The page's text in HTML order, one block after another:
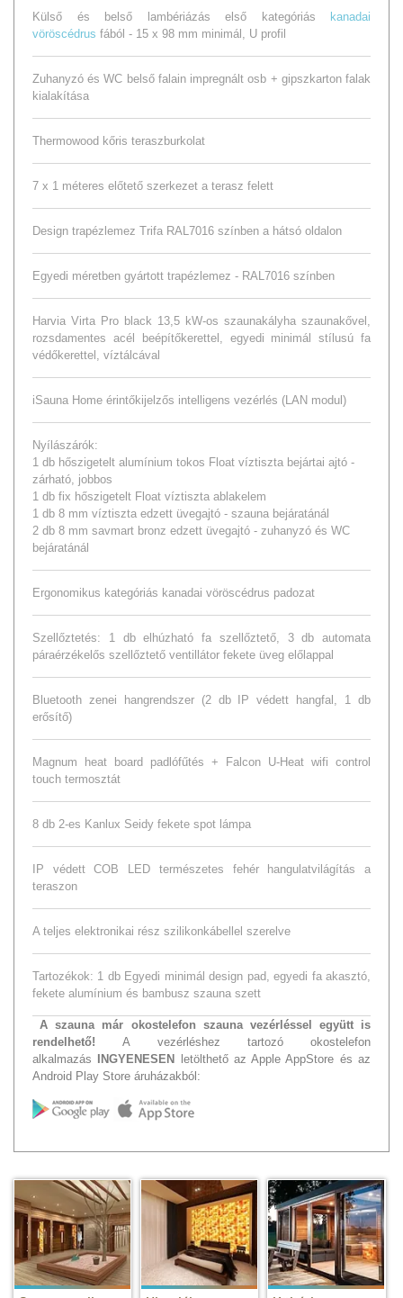
Külső és belső lambériázás első kategóriás
kanadai
vöröscédrus fából - 15 x 98 mm minimál, U profil
Zuhanyzó és WC belső falain impregnált osb + gipszkarton falak
kialakítása
Thermowood kőris teraszburkolat
7 x 1 méteres előtető szerkezet a terasz felett
Design trapézlemez Trifa RAL7016 színben a hátsó oldalon
Egyedi méretben gyártott trapézlemez - RAL7016 színben
Harvia Virta Pro black 13,5 kW-os szaunakályha szaunakővel,
rozsdamentes acél beépítőkerettel, egyedi minimál stílusú fa
védőkerettel, víztálcával
iSauna Home érintőkijelzős intelligens vezérlés (LAN modul)
Nyílászárók:
1 db hőszigetelt alumínium tokos Float víztiszta bejártai ajtó -
zárható, jobbos
1 db fix hőszigetelt Float víztiszta ablakelem
1 db 8 mm víztiszta edzett üvegajtó - szauna bejáratánál
2 db 8 mm savmart bronz edzett üvegajtó - zuhanyzó és WC
bejáratánál
Ergonomikus kategóriás kanadai vöröscédrus padozat
Szellőztetés: 1 db elhúzható fa szellőztető, 3 db automata
páraérzékelős szellőztető ventillátor fekete üveg előlappal
Bluetooth zenei hangrendszer (2 db IP védett hangfal, 1 db
erősítő)
Magnum heat board padlófűtés + Falcon U-Heat wifi control
touch termosztát
8 db 2-es Kanlux Seidy fekete spot lámpa
IP védett COB LED természetes fehér hangulatvilágítás a
teraszon
A teljes elektronikai rész szilikonkábellel szerelve
Tartozékok: 1 db Egyedi minimál design pad, egyedi fa akasztó,
fekete alumínium és bambusz szauna szett
A szauna már okostelefon szauna vezérléssel együtt is
rendelhető! A vezérléshez tartozó okostelefon
alkalmazás
INGYENESEN
letölthető az Apple AppStore és az
Android Play Store áruházakból: